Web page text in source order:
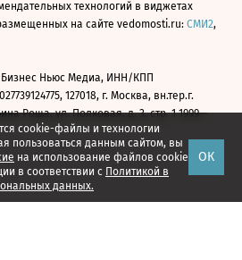
cookie-файлы и технологии
пользоваться данным сайтом, вы
на использование файлов cookie
в соответствии с Политикой в
данных.
ОК
технологий в виджетах
на сайте vedomosti.ru: СМИ2,
Ньюс Медиа, ИНН/КПП
127018, г. Москва, вн.тер.г.
Роща, ул. Полковая, д. 3, стр. 1 1999—